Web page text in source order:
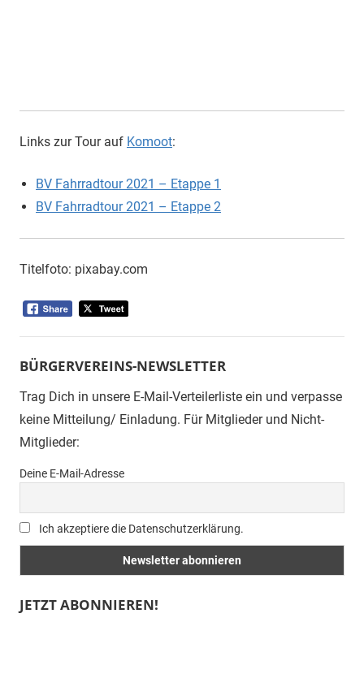
Links zur Tour auf Komoot:
BV Fahrradtour 2021 – Etappe 1
BV Fahrradtour 2021 – Etappe 2
Titelfoto: pixabay.com
BÜRGERVEREINS-NEWSLETTER
Trag Dich in unsere E-Mail-Verteilerliste ein und verpasse
keine Mitteilung/ Einladung. Für Mitglieder und Nicht-
Mitglieder:
Deine E-Mail-Adresse
Ich akzeptiere die Datenschutzerklärung.
JETZT ABONNIEREN!